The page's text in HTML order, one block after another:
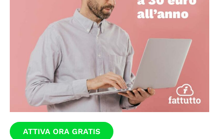
ATTIVA ORA GRATIS